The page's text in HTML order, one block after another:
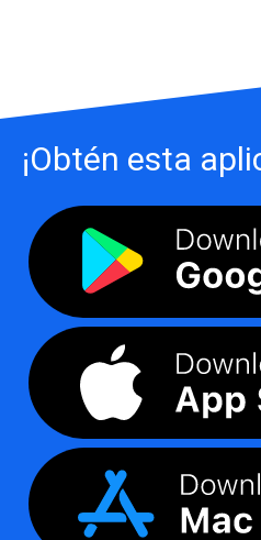
¡Obtén esta